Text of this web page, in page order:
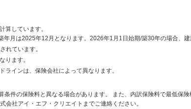
算しています。
年月は2025年12月となります。2026年1月1日始期/築30年の場合、
れています。
ります。
ラインは、保険会社によって異なります。
件の保険料と異なる場合があります。
また、内訳保険料で最低保
会社アイ・エフ・クリエイトまでご連絡ください。